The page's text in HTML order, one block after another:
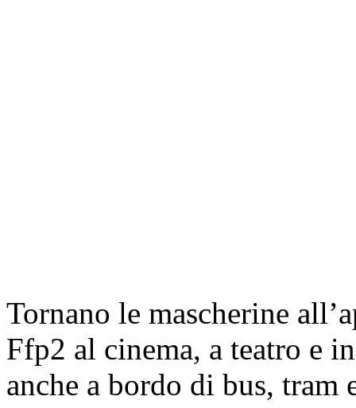
Tornano le mascherine
Ffp2 al cinema, a teatro e
anche a bordo di bus, tram